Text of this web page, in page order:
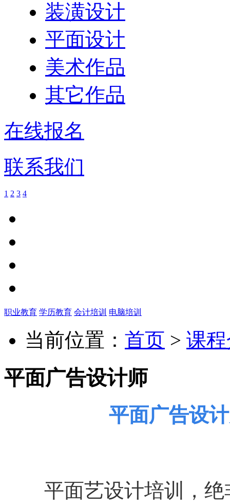
装潢设计
平面设计
美术作品
其它作品
在线报名
联系我们
1 2 3 4
职业教育 学历教育 会计培训 电脑培训
当前位置： 首页 > 课
平面广告设计师
平面广告设
平面艺设计培训，绝